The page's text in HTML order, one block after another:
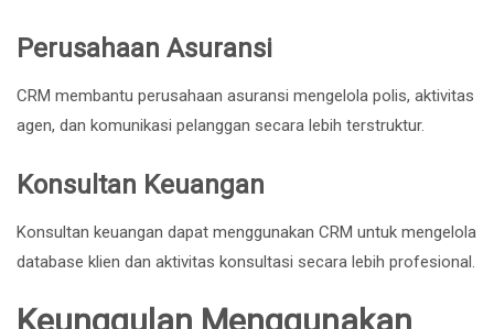
Perusahaan Asuransi
CRM membantu perusahaan asuransi mengelola polis, aktivitas
agen, dan komunikasi pelanggan secara lebih terstruktur.
Konsultan Keuangan
Konsultan keuangan dapat menggunakan CRM untuk mengelola
database klien dan aktivitas konsultasi secara lebih profesional.
Keunggulan Menggunakan